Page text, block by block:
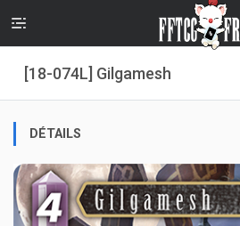
[18-074L] Gilgamesh
DÉTAILS